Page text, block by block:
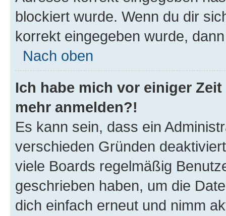
blockiert wurde. Wenn du dir
korrekt eingegeben wurde,
Nach oben
Ich habe mich vor einiger
mehr anmelden?!
Es kann sein, dass ein
verschieden Gründen
viele Boards regelmäßig
geschrieben haben, um die
dich einfach erneut und nimm